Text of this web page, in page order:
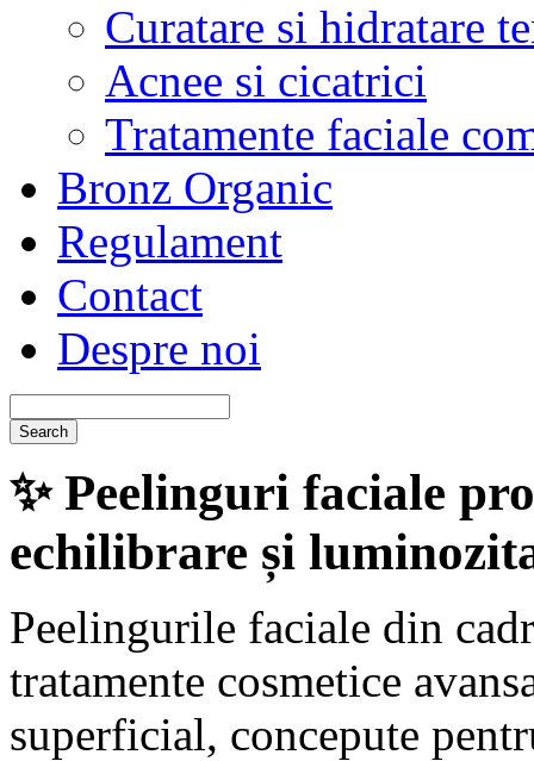
Curatare si hidratare
Acnee si cicatrici
Tratamente faciale
Bronz Organic
Regulament
Contact
Despre noi
✨Peelinguri faciale
echilibrare și
Peelingurile faciale din
tratamente cosmetice
superficial, concepute